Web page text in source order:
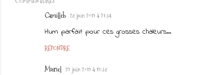
Camilleb 28 juin 2019 à 21:34
Hum parfait pour ces grosses chaleurs...
RÉPONDRE
Muriel 29 juin 2019 à 19:38